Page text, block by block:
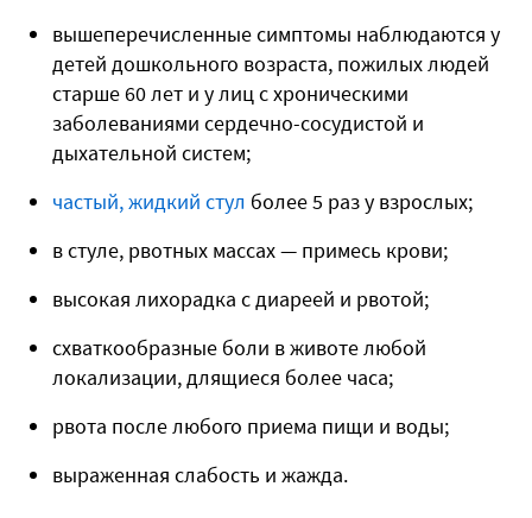
вышеперечисленные симптомы наблюдаются у
детей дошкольного возраста, пожилых людей
старше 60 лет и у лиц с хроническими
заболеваниями сердечно-сосудистой и
дыхательной систем;
частый, жидкий стул более 5 раз у взрослых;
в стуле, рвотных массах — примесь крови;
высокая лихорадка с диареей и рвотой;
схваткообразные боли в животе любой
локализации, длящиеся более часа;
рвота после любого приема пищи и воды;
выраженная слабость и жажда.